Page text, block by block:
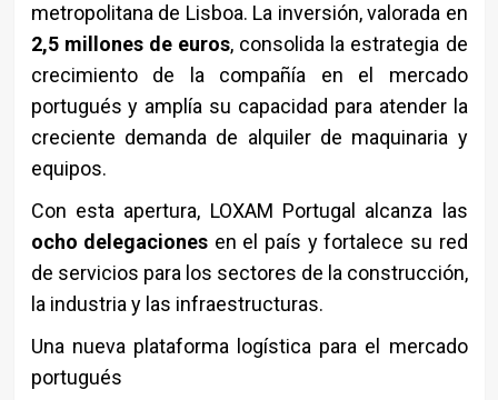
metropolitana de Lisboa. La inversión, valorada en
2,5 millones de euros, consolida la estrategia de
crecimiento de la compañía en el mercado
portugués y amplía su capacidad para atender la
creciente demanda de alquiler de maquinaria y
equipos.
Con esta apertura, LOXAM Portugal alcanza las
ocho delegaciones en el país y fortalece su red
de servicios para los sectores de la construcción,
la industria y las infraestructuras.
Una nueva plataforma logística para el mercado
portugués